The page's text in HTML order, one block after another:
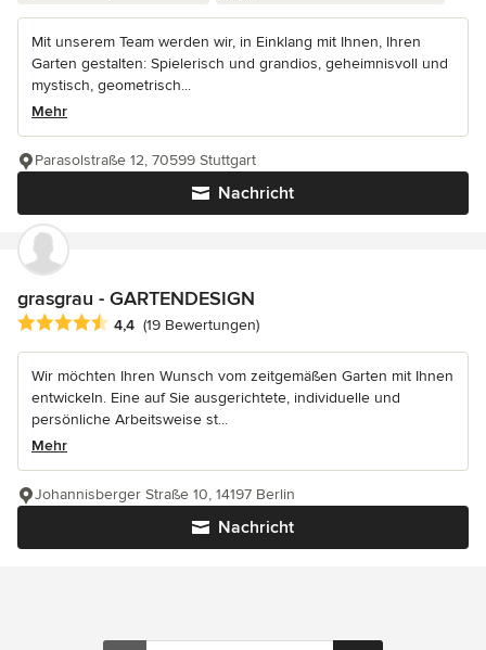
Mit unserem Team werden wir, in Einklang mit Ihnen, Ihren
Garten gestalten: Spielerisch und grandios, geheimnisvoll und
mystisch, geometrisch...
Mehr
Nachricht
Parasolstraße 12, 70599 Stuttgart
grasgrau - GARTENDESIGN
Durchschnittliche Bewertung: 4.4 von 5 Sternen
4,4 (19 Bewertungen)
Wir möchten Ihren Wunsch vom zeitgemäßen Garten mit Ihnen
entwickeln. Eine auf Sie ausgerichtete, individuelle und
persönliche Arbeitsweise st...
Mehr
Nachricht
Johannisberger Straße 10, 14197 Berlin